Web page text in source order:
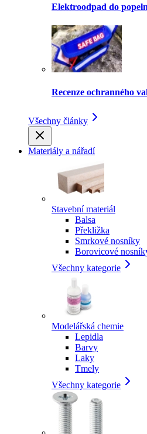
Elektroodpad do
Recenze ochranného
Všechny články
Materiály a nářadí
Stavební materiál
Balsa
Překližka
Smrkové nosníky
Borovicové
Všechny kategorie
Modelářská chemie
Lepidla
Barvy
Laky
Tmely
Všechny kategorie